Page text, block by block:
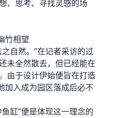
、思考、寻找灵感的场
竹相望
自然。”在记者采访的过
未全然散去，但已经能在
由于设计伊始便旨在打造
加入成为园区落成后必不
缸”便是体现这一理念的